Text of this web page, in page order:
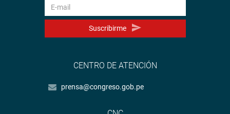
Suscribirme
CENTRO DE ATENCIÓN
prensa@congreso.gob.pe